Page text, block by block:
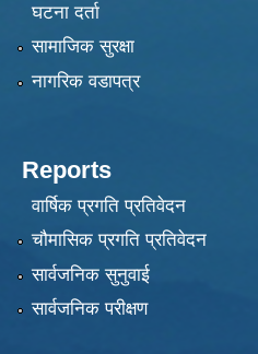
घटना दर्ता
सामाजिक सुरक्षा
नागरिक वडापत्र
Reports
वार्षिक प्रगति प्रतिवेदन
चौमासिक प्रगति प्रतिवेदन
सार्वजनिक सुनुवाई
सार्वजनिक परीक्षण